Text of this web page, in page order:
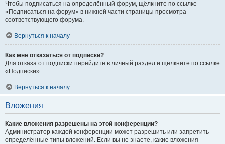
Чтобы подписаться на определённый форум, щёлкните по ссылке
«Подписаться на форум» в нижней части страницы просмотра
соответствующего форума.
Вернуться к началу
Как мне отказаться от подписки?
Для отказа от подписки перейдите в личный раздел и щёлкните по ссылке
«Подписки».
Вернуться к началу
Вложения
Какие вложения разрешены на этой конференции?
Администратор каждой конференции может разрешить или запретить
определённые типы вложений. Если вы не знаете, какие вложения